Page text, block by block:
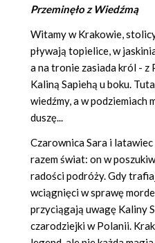
Przeminęło z Wiedźmą
Witamy w Krakowie,
pływają topielice, w
a na tronie zasiada król - z
Kaliną Sapiehą u boku.
wiedźmy, a w podziemiach
duszę...
Czarownica Sara i
razem świat: on w
radości podróży. Gdy
wciągnięci w sprawę
przyciągają uwagę Kaliny
czarodziejki w Polanii.